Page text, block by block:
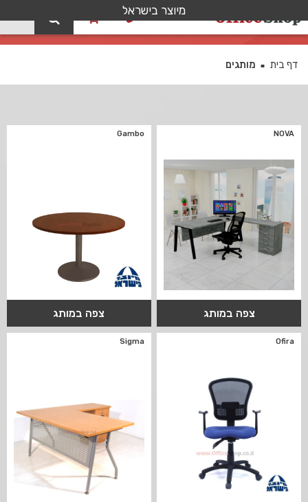
מיוצר בישראל
מותגים
דף בית ■ מותגים
NOVA
צפה במותג
Gambo
צפה במותג
Ofira
Sigma